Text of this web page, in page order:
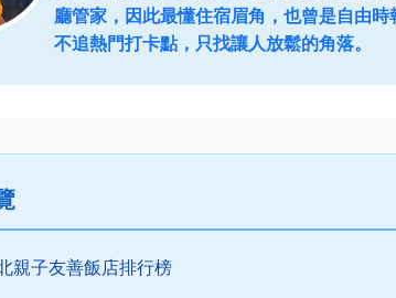
廳管家，因此最懂住宿眉角，也曾是自由
不追熱門打卡點，只找讓人放鬆的角落。
親子友善飯店排行榜